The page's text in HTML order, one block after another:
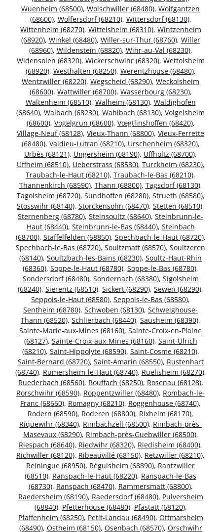
Wuenheim (68500), Wolschwiller (68480), Wolfgantzen
(68600), Wolfersdorf (68210), Wittersdorf (68130),
Wittenheim (68270), Wittelsheim (68310), Wintzenheim
(68920), Winkel (68480), Willer-sur-Thur (68760), Willer
(68960), Wildenstein (68820), Wihr-au-Val (68230),
Widensolen (68320), Wickerschwihr (68320), Wettolsheim
(68920), Westhalten (68250), Werentzhouse (68480),
Wentzwiller (68220), Wegscheid (68290), Weckolsheim
(68600), Wattwiller (68700), Wasserbourg (68230),
Waltenheim (68510), Walheim (68130), Waldighofen
(68640), Walbach (68230), Wahlbach (68130), Volgelsheim
(68600), Vogelgrun (68600), Vœgtlinshoffen (68420),
Village-Neuf (68128), Vieux-Thann (68800), Vieux-Ferrette
(68480), Valdieu-Lutran (68210), Urschenheim (68320),
Urbès (68121), Ungersheim (68190), Uffholtz (68700),
Uffheim (68510), Ueberstrass (68580), Turckheim (68230),
Traubach-le-Haut (68210), Traubach-le-Bas (68210),
Thannenkirch (68590), Thann (68800), Tagsdorf (68130),
Tagolsheim (68720), Sundhoffen (68280), Strueth (68580),
Stosswihr (68140), Storckensohn (68470), Stetten (68510),
Sternenberg (68780), Steinsoultz (68640), Steinbrunn-le-
Haut (68440), Steinbrunn-le-Bas (68440), Steinbach
(68700), Staffelfelden (68850), Spechbach-le-Haut (68720),
Spechbach-le-Bas (68720), Soultzmatt (68570), Soultzeren
(68140), Soultzbach-les-Bains (68230), Soultz-Haut-Rhin
(68360), Soppe-le-Haut (68780), Soppe-le-Bas (68780),
Sondersdorf (68480), Sondernach (68380), Sigolsheim
(68240), Sierentz (68510), Sickert (68290), Sewen (68290),
Seppois-le-Haut (68580), Seppois-le-Bas (68580),
Sentheim (68780), Schwoben (68130), Schweighouse-
Thann (68520), Schlierbach (68440), Sausheim (68390),
Sainte-Marie-aux-Mines (68160), Sainte-Croix-en-Plaine
(68127), Sainte-Croix-aux-Mines (68160), Saint-Ulrich
(68210), Saint-Hippolyte (68590), Saint-Cosme (68210),
Saint-Bernard (68720), Saint-Amarin (68550), Rustenhart
(68740), Rumersheim-le-Haut (68740), Ruelisheim (68270),
Ruederbach (68560), Rouffach (68250), Rosenau (68128),
Rorschwihr (68590), Roppentzwiller (68480), Rombach-le-
Franc (68660), Romagny (68210), Roggenhouse (68740),
Rodern (68590), Roderen (68800), Rixheim (68170),
Riquewihr (68340), Rimbachzell (68500), Rimbach-près-
Masevaux (68290), Rimbach-près-Guebwiller (68500),
Riespach (68640), Riedwihr (68320), Riedisheim (68400),
Richwiller (68120), Ribeauvillé (68150), Retzwiller (68210),
Reiningue (68950), Réguisheim (68890), Rantzwiller
(68510), Ranspach-le-Haut (68220), Ranspach-le-Bas
(68730), Ranspach (68470), Rammersmatt (68800),
Raedersheim (68190), Raedersdorf (68480), Pulversheim
(68840), Pfetterhouse (68480), Pfastatt (68120),
Pfaffenheim (68250), Petit-Landau (68490), Ottmarsheim
(68490), Ostheim (68150), Osenbach (68570), Orschwihr